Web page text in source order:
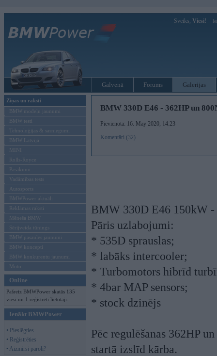
Sveiks, Viesi!
Galvenā Forums Galerijas
Ziņas un raksti
BMW modeļu jaunumi
BMW testi
Tehnoloģijas & sasniegumi
BMW Latvijā
MINI
Rolls-Royce
Pasākumi
Vadāmības tests
Autosports
BMWPower aktuāli
Reklāmas raksti
Mēneša BMW
Sērijveida tūnings
BMW pasaules jaunumi
BMW koncepti
BMW konkurentu jaunumi
Moto
Online
Pašreiz BMWPower skatās 135
viesi un 1 reģistrēti lietotāji.
Ienākt BMWPower
• Pieslēgties
• Reģistrēties
• Aizmirsi paroli?
BMW 330D E46 - 362HP un
Pievienota: 16. May 2020, 14:23
Komentāri (32)
BMW 330D E46 150kW
Pāris uzlabojumi:
* 535D sprauslas;
* labāks intercooler;
* Turbomotors hibrīd
* 4bar MAP sensors;
* stock dzinējs
Pēc regulēšanas 362HP
startā izslīd kārba.